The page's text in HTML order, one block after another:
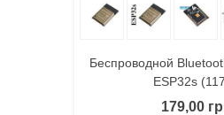
Беспроводной
ESP32s
179,00